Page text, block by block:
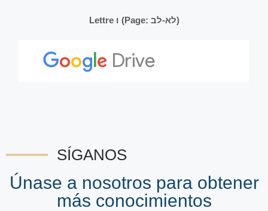
Lettre ו (Page: לא-לב)
SÍGANOS
Únase a nosotros para obtener
más conocimientos